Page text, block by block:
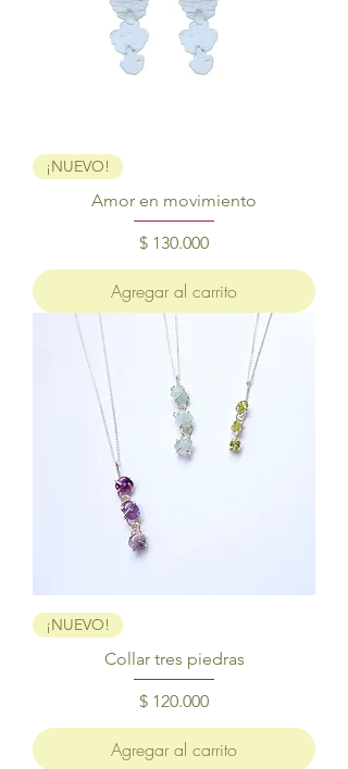
¡NUEVO!
Amor en movimiento
Precio
$ 130.000
Agregar al carrito
¡NUEVO!
Collar tres piedras
Precio
$ 120.000
Agregar al carrito